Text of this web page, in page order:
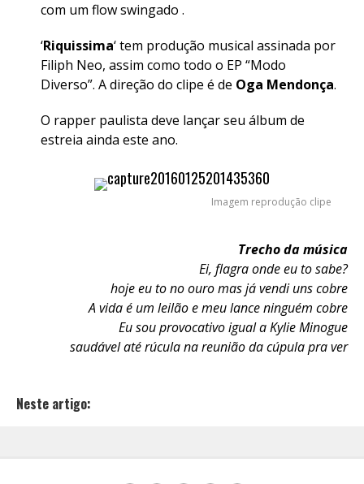
com um flow swingado .
‘Riquissima‘ tem produção musical assinada por
Filiph Neo, assim como todo o EP “Modo
Diverso”. A direção do clipe é de Oga Mendonça.
O rapper paulista deve lançar seu álbum de
estreia ainda este ano.
Imagem reprodução clipe
Trecho da música
Ei, flagra onde eu to sabe?
hoje eu to no ouro mas já vendi uns cobre
A vida é um leilão e meu lance ninguém cobre
Eu sou provocativo igual a Kylie Minogue
saudável até rúcula na reunião da cúpula pra ver
Neste artigo: